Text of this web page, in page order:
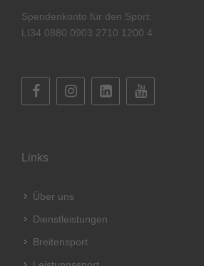
Spendenkonto für den Sport:
LI34 0880 0903 2710 1200 4
Links
Über uns
Dienstleistungen
Breitensport